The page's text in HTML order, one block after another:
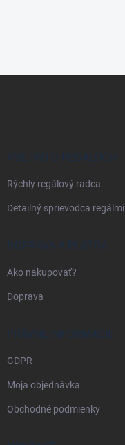
VŠETKO O REGÁLOCH
Rýchly regálový radca
Detailný sprievodca regálmi
DOPRAVA A PLATBA
Ako nakupovať?
Doprava
PRÁVNE INFORMÁCIE
GDPR
Moja objednávka
Obchodné podmienky